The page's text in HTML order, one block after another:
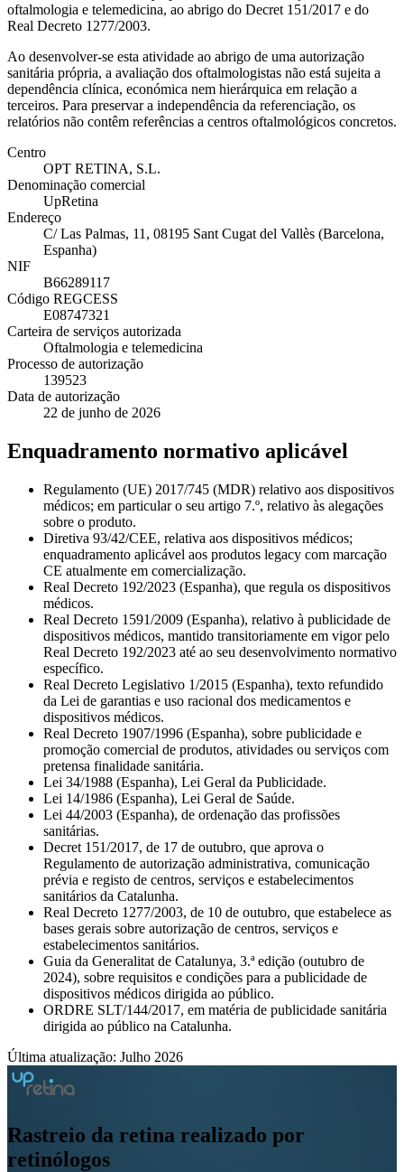
oftalmologia e telemedicina, ao abrigo do Decret 151/2017 e do
Real Decreto 1277/2003.
Ao desenvolver-se esta atividade ao abrigo de uma autorização
sanitária própria, a avaliação dos oftalmologistas não está sujeita a
dependência clínica, económica nem hierárquica em relação a
terceiros. Para preservar a independência da referenciação, os
relatórios não contêm referências a centros oftalmológicos concretos.
Centro
OPT RETINA, S.L.
Denominação comercial
UpRetina
Endereço
C/ Las Palmas, 11, 08195 Sant Cugat del Vallès (Barcelona,
Espanha)
NIF
B66289117
Código REGCESS
E08747321
Carteira de serviços autorizada
Oftalmologia e telemedicina
Processo de autorização
139523
Data de autorização
22 de junho de 2026
Enquadramento normativo aplicável
Regulamento (UE) 2017/745 (MDR) relativo aos dispositivos
médicos; em particular o seu artigo 7.º, relativo às alegações
sobre o produto.
Diretiva 93/42/CEE, relativa aos dispositivos médicos;
enquadramento aplicável aos produtos legacy com marcação
CE atualmente em comercialização.
Real Decreto 192/2023 (Espanha), que regula os dispositivos
médicos.
Real Decreto 1591/2009 (Espanha), relativo à publicidade de
dispositivos médicos, mantido transitoriamente em vigor pelo
Real Decreto 192/2023 até ao seu desenvolvimento normativo
específico.
Real Decreto Legislativo 1/2015 (Espanha), texto refundido
da Lei de garantias e uso racional dos medicamentos e
dispositivos médicos.
Real Decreto 1907/1996 (Espanha), sobre publicidade e
promoção comercial de produtos, atividades ou serviços com
pretensa finalidade sanitária.
Lei 34/1988 (Espanha), Lei Geral da Publicidade.
Lei 14/1986 (Espanha), Lei Geral de Saúde.
Lei 44/2003 (Espanha), de ordenação das profissões
sanitárias.
Decret 151/2017, de 17 de outubro, que aprova o
Regulamento de autorização administrativa, comunicação
prévia e registo de centros, serviços e estabelecimentos
sanitários da Catalunha.
Real Decreto 1277/2003, de 10 de outubro, que estabelece as
bases gerais sobre autorização de centros, serviços e
estabelecimentos sanitários.
Guia da Generalitat de Catalunya, 3.ª edição (outubro de
2024), sobre requisitos e condições para a publicidade de
dispositivos médicos dirigida ao público.
ORDRE SLT/144/2017, em matéria de publicidade sanitária
dirigida ao público na Catalunha.
Última atualização: Julho 2026
Rastreio da retina realizado por
retinólogos